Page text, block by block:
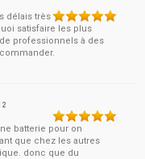
délais très
satisfaire les plus
professionnels à des
batterie pour on
que chez les autres
donc que du